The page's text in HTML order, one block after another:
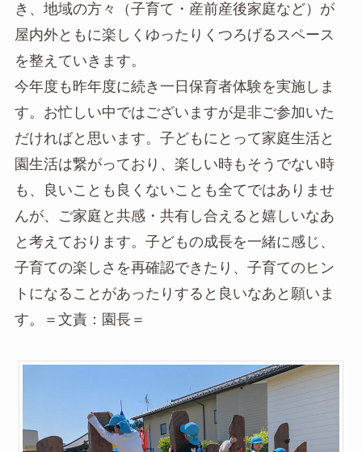
き、地域の方々（子育て・産前産後家庭など）が
屋内外ともに楽しくゆったりくつろげるスペース
を整えていきます。
今年度も昨年度に続き一日保育者体験を実施しま
す。お忙しい中ではございますが是非ご参加いた
だければと思います。子どもにとって家庭生活と
園生活は繋がっており、楽しい時もそうでない時
も、良いことも良くないことも全てではありませ
んが、ご家庭と共感・共有し合えると嬉しいなあ
と考えております。子どもの成長を一緒に感じ、
子育ての楽しさを再確認できたり、子育てのヒン
トになることがあったりすると良いなあと願いま
す。＝文責：園長＝